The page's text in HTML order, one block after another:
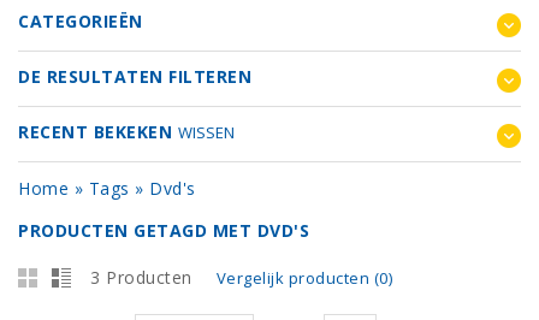
CATEGORIEËN
DE RESULTATEN FILTEREN
RECENT BEKEKEN WISSEN
Home » Tags » Dvd's
PRODUCTEN GETAGD MET DVD'S
3 Producten Vergelijk producten (0)